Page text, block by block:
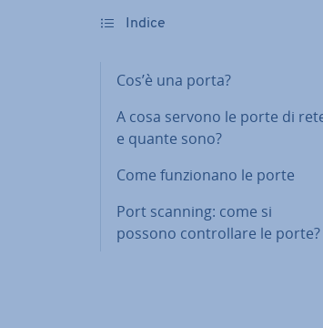
Indice
Cos’è una porta?
A cosa servono le porte di
e quante sono?
Come fun­zio­na­no le porte
Port scanning: come si
possono con­trol­la­re le porte?